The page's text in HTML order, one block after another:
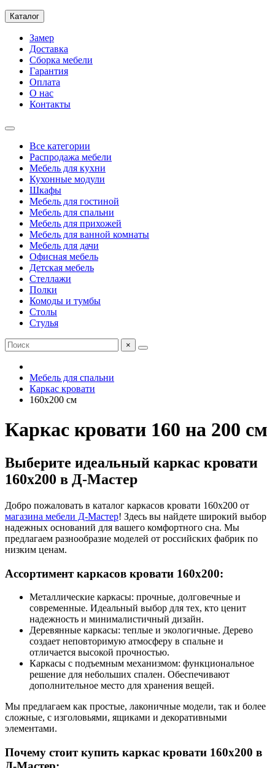
Каталог
Замер
Доставка
Сборка мебели
Гарантия
Оплата
О нас
Контакты
Все категории
Распродажа мебели
Мебель для кухни
Кухонные модули
Шкафы
Мебель для гостиной
Мебель для спальни
Мебель для прихожей
Мебель для ванной комнаты
Мебель для дачи
Офисная мебель
Детская мебель
Стеллажи
Полки
Комоды и тумбы
Столы
Стулья
×
Мебель для спальни
Каркас кровати
160х200 см
Каркас кровати 160 на 200 см
Выберите идеальный каркас кровати
160х200 в Д-Мастер
Добро пожаловать в каталог каркасов кровати 160х200 от
магазина мебели Д-Мастер! Здесь вы найдете широкий выбор
надежных оснований для вашего комфортного сна. Мы
предлагаем разнообразие моделей от российских фабрик по
низким ценам.
Ассортимент каркасов кровати 160х200:
Металлические каркасы: прочные, долговечные и
современные. Идеальный выбор для тех, кто ценит
надежность и минималистичный дизайн.
Деревянные каркасы: теплые и экологичные. Дерево
создает неповторимую атмосферу в спальне и
отличается высокой прочностью.
Каркасы с подъемным механизмом: функциональное
решение для небольших спален. Обеспечивают
дополнительное место для хранения вещей.
Мы предлагаем как простые, лаконичные модели, так и более
сложные, с изголовьями, ящиками и декоративными
элементами.
Почему стоит купить каркас кровати 160х200 в